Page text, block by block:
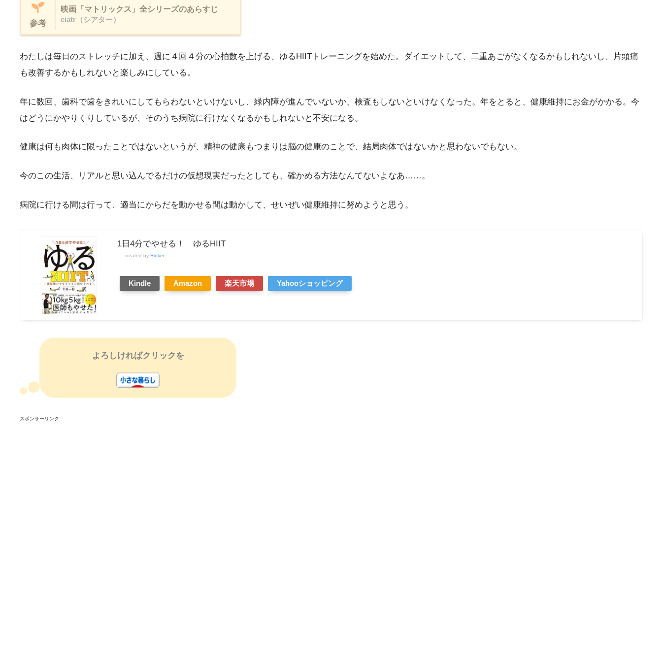
参考
映画「マトリックス」全シリーズのあらすじ
ciatr（シアター）
わたしは毎日のストレッチに加え、週に４回４分の心拍数を上げる、ゆるHIITトレーニングを始めた。ダイエットして、二重あごがなくなるかもしれないし、片頭痛
も改善するかもしれないと楽しみにしている。
年に数回、歯科で歯をきれいにしてもらわないといけないし、緑内障が進んでいないか、検査もしないといけなくなった。年をとると、健康維持にお金がかかる。今
はどうにかやりくりしているが、そのうち病院に行けなくなるかもしれないと不安になる。
健康は何も肉体に限ったことではないというが、精神の健康もつまりは脳の健康のことで、結局肉体ではないかと思わないでもない。
今のこの生活、リアルと思い込んでるだけの仮想現実だったとしても、確かめる方法なんてないよなあ……。
病院に行ける間は行って、適当にからだを動かせる間は動かして、せいぜい健康維持に努めようと思う。
1日4分でやせる！ ゆるHIIT
created by Rinker
Kindle Amazon 楽天市場 Yahooショッピング
よろしければクリックを
スポンサーリンク